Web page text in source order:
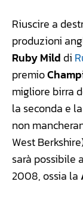
Riuscire a
produzioni
Ruby Mild di
premio
migliore birra
la seconda e
non
West
sarà possibile
2008, ossia la